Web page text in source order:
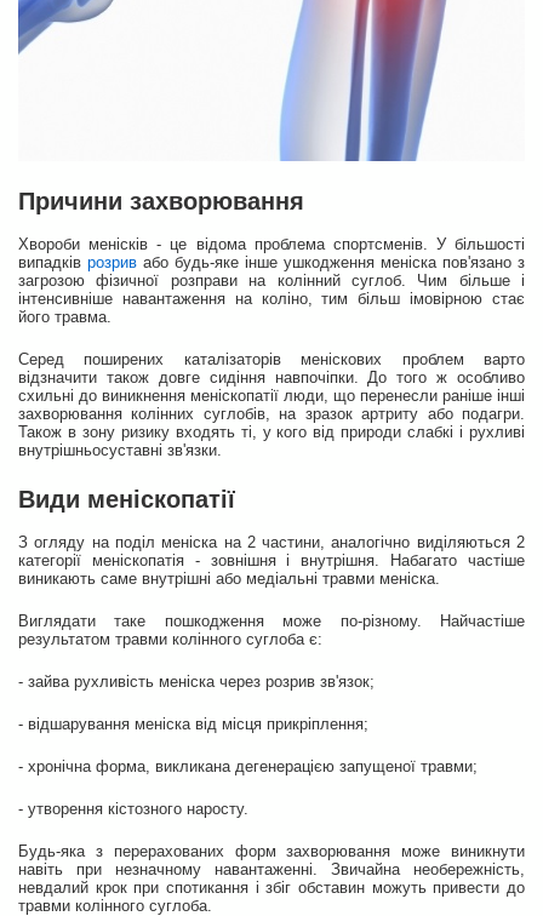
Причини захворювання
Хвороби менісків - це відома проблема спортсменів. У більшості
випадків розрив або будь-яке інше ушкодження меніска пов'язано з
загрозою фізичної розправи на колінний суглоб. Чим більше і
інтенсивніше навантаження на коліно, тим більш імовірною стає
його травма.
Серед поширених каталізаторів меніскових проблем варто
відзначити також довге сидіння навпочіпки. До того ж особливо
схильні до виникнення меніскопатії люди, що перенесли раніше інші
захворювання колінних суглобів, на зразок артриту або подагри.
Також в зону ризику входять ті, у кого від природи слабкі і рухливі
внутрішньосуставні зв'язки.
Види меніскопатії
З огляду на поділ меніска на 2 частини, аналогічно виділяються 2
категорії меніскопатія - зовнішня і внутрішня. Набагато частіше
виникають саме внутрішні або медіальні травми меніска.
Виглядати таке пошкодження може по-різному. Найчастіше
результатом травми колінного суглоба є:
- зайва рухливість меніска через розрив зв'язок;
- відшарування меніска від місця прикріплення;
- хронічна форма, викликана дегенерацією запущеної травми;
- утворення кістозного наросту.
Будь-яка з перерахованих форм захворювання може виникнути
навіть при незначному навантаженні. Звичайна необережність,
невдалий крок при спотикання і збіг обставин можуть привести до
травми колінного суглоба.